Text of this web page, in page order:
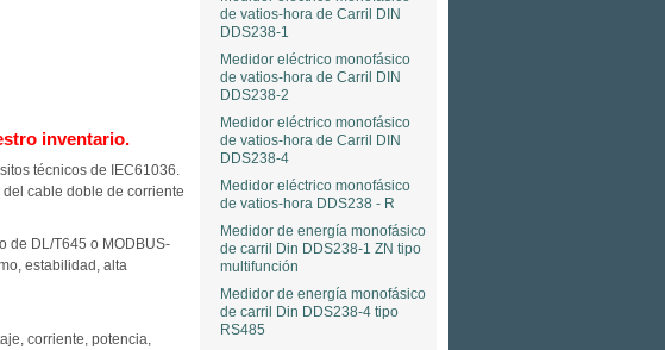
inventario.
técnicos de IEC61036.
cable doble de corriente
de DL/T645 o MODBUS-
estabilidad, alta
corriente, potencia,
de vatios-hora de Carril DIN
DDS238-1
Medidor eléctrico monofásico
de vatios-hora de Carril DIN
DDS238-2
Medidor eléctrico monofásico
de vatios-hora de Carril DIN
DDS238-4
Medidor eléctrico monofásico
de vatios-hora DDS238 - R
Medidor de energía monofásico
de carril Din DDS238-1 ZN tipo
multifunción
Medidor de energía monofásico
de carril Din DDS238-4 tipo
RS485